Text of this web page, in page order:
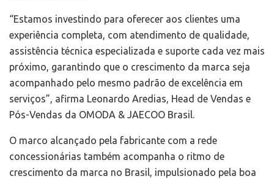
“Estamos investindo para oferecer aos clientes uma
experiência completa, com atendimento de qualidade,
assistência técnica especializada e suporte cada vez mais
próximo, garantindo que o crescimento da marca seja
acompanhado pelo mesmo padrão de excelência em
serviços”, afirma Leonardo Aredias, Head de Vendas e
Pós-Vendas da OMODA & JAECOO Brasil.
O marco alcançado pela fabricante com a rede
concessionárias também acompanha o ritmo de
crescimento da marca no Brasil, impulsionado pela boa